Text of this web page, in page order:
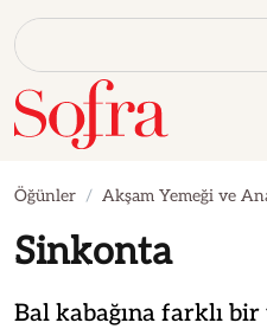
Öğünler Akşam Yemeği ve
Sinkonta
Bal kabağına farklı